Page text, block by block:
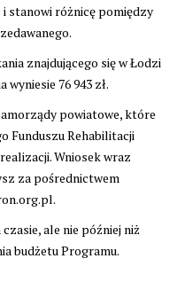
stanowi różnicę pomiędzy
znajdującego się w Łodzi
76 943 zł.
powiatowe, które
Funduszu Rehabilitacji
Wniosek wraz
za pośrednictwem
ale nie później niż
budżetu Programu.